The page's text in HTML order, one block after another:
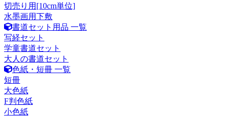
切売り用[10cm単位]
水墨画用下敷
書道セット用品 一覧
写経セット
学童書道セット
大人の書道セット
色紙・短冊 一覧
短冊
大色紙
F判色紙
小色紙